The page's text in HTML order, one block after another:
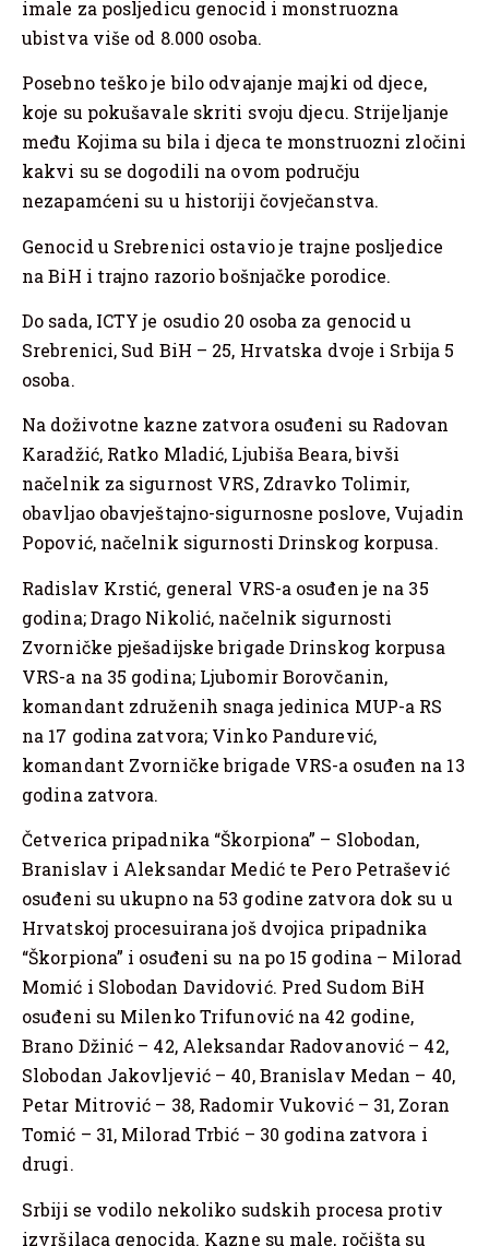
imale za posljedicu genocid i monstruozna
ubistva više od 8.000 osoba.
Posebno teško je bilo odvajanje majki od djece,
koje su pokušavale skriti svoju djecu. Strijeljanje
među Kojima su bila i djeca te monstruozni zločini
kakvi su se dogodili na ovom području
nezapamćeni su u historiji čovječanstva.
Genocid u Srebrenici ostavio je trajne posljedice
na BiH i trajno razorio bošnjačke porodice.
Do sada, ICTY je osudio 20 osoba za genocid u
Srebrenici, Sud BiH – 25, Hrvatska dvoje i Srbija 5
osoba.
Na doživotne kazne zatvora osuđeni su Radovan
Karadžić, Ratko Mladić, Ljubiša Beara, bivši
načelnik za sigurnost VRS, Zdravko Tolimir,
obavljao obavještajno-sigurnosne poslove, Vujadin
Popović, načelnik sigurnosti Drinskog korpusa.
Radislav Krstić, general VRS-a osuđen je na 35
godina; Drago Nikolić, načelnik sigurnosti
Zvorničke pješadijske brigade Drinskog korpusa
VRS-a na 35 godina; Ljubomir Borovčanin,
komandant združenih snaga jedinica MUP-a RS
na 17 godina zatvora; Vinko Pandurević,
komandant Zvorničke brigade VRS-a osuđen na 13
godina zatvora.
Četverica pripadnika “Škorpiona” – Slobodan,
Branislav i Aleksandar Medić te Pero Petrašević
osuđeni su ukupno na 53 godine zatvora dok su u
Hrvatskoj procesuirana još dvojica pripadnika
“Škorpiona” i osuđeni su na po 15 godina – Milorad
Momić i Slobodan Davidović. Pred Sudom BiH
osuđeni su Milenko Trifunović na 42 godine,
Brano Džinić – 42, Aleksandar Radovanović – 42,
Slobodan Jakovljević – 40, Branislav Medan – 40,
Petar Mitrović – 38, Radomir Vuković – 31, Zoran
Tomić – 31, Milorad Trbić – 30 godina zatvora i
drugi.
Srbiji se vodilo nekoliko sudskih procesa protiv
izvršilaca genocida. Kazne su male, ročišta su